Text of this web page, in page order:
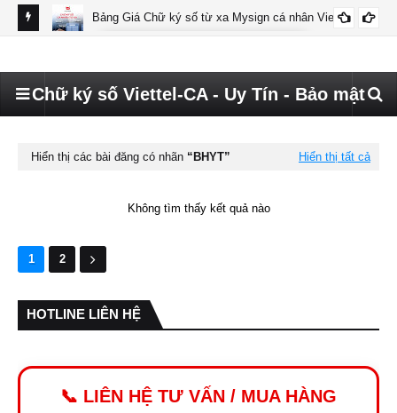
Bảng Giá Chữ ký số từ xa Mysign cá nhân Viettel
Chữ ký số Viettel-CA - Uy Tín - Bảo mật
Hiển thị các bài đăng có nhãn BHYT Hiển thị tất cả
Không tìm thấy kết quả nào
1 2
HOTLINE LIÊN HỆ
📞 LIÊN HỆ TƯ VẤN / MUA HÀNG